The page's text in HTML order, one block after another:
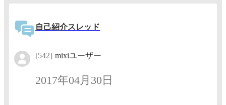
自己紹介スレッド
[542] mixiユーザー
2017年04月30日